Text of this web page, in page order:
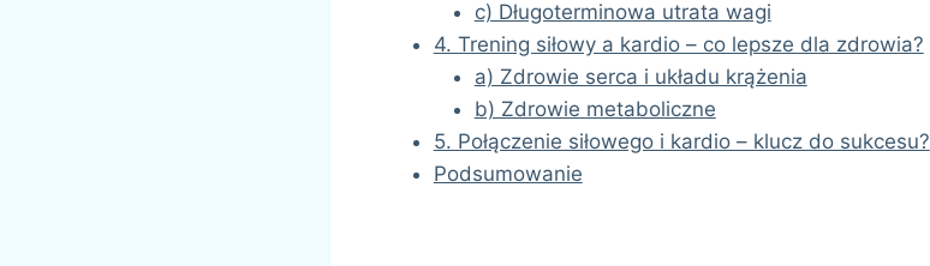
c) Długoterminowa utrata wagi
4. Trening siłowy a kardio – co lepsze dla zdrowia?
a) Zdrowie serca i układu krążenia
b) Zdrowie metaboliczne
5. Połączenie siłowego i kardio – klucz do sukcesu?
Podsumowanie